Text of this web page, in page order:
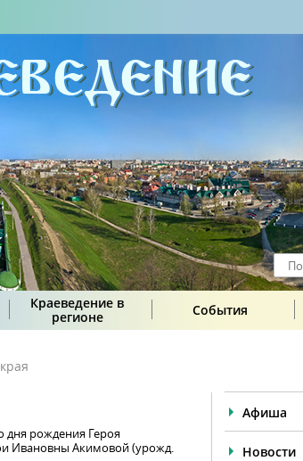
Краеведение в
регионе
События
дня рождения Героя
Ивановны Акимовой (урожд.
Афиша
Новости